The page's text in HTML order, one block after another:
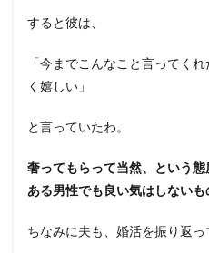
すると彼は、
「今までこんなこと言ってく
く嬉しい」
と言っていたわ。
奢ってもらって当然、という
ある男性でも良い気はしないも
ちなみに夫も、婚活を振り返っ